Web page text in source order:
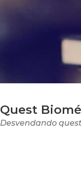
Quest
Desvendando